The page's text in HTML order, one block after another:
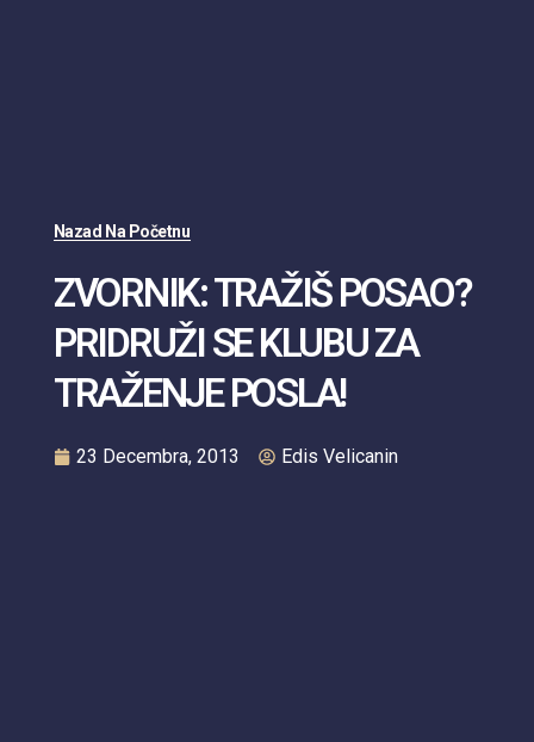
Nazad Na Početnu
ZVORNIK: TRAŽIŠ POSAO?
PRIDRUŽI SE KLUBU ZA
TRAŽENJE POSLA!
23 Decembra, 2013 Edis Velicanin